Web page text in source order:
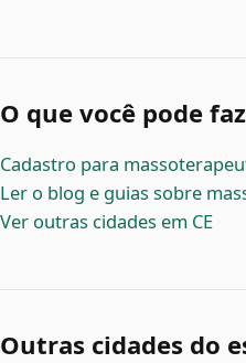
O que você pode
Cadastro para
Ler o blog e guias sobre
Ver outras cidades em CE
Outras cidades do